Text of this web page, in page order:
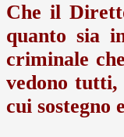
Che il
quanto sia
criminale
vedono
cui sostegno